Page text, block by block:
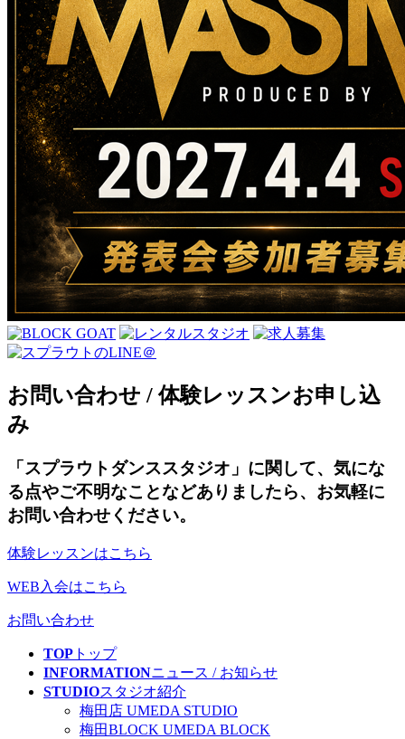
お問い合わせ / 体験レッスンお申し込
み
「スプラウトダンススタジオ」に関して、気にな
る点やご不明なことなどありましたら、お気軽に
お問い合わせください。
体験レッスンはこちら
WEB入会はこちら
お問い合わせ
TOP トップ
INFORMATIONニュース / お知らせ
STUDIOスタジオ紹介
梅田店 UMEDA STUDIO
梅田BLOCK UMEDA BLOCK